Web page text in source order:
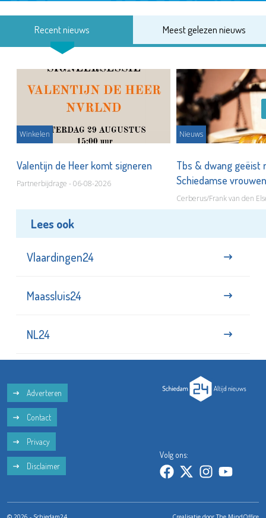
Recent nieuws Meest gelezen nieuws
Winkelen
Valentijn de Heer komt signeren
Partnerbijdrage - 06-08-2026
Nieuws
Tbs & dwang geëist
Schiedamse
Cerberus/Frank van den
Lees ook
Vlaardingen24
Maassluis24
NL24
Adverteren
Contact
Privacy
Disclaimer
Volg ons: